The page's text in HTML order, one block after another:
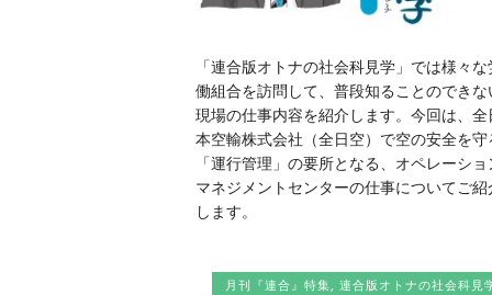
「連合版オトナの社会科見学」では様々な
働組合を訪問して、普段知ることのできな
現場の仕事内容を紹介します。今回は、全
本空輸株式会社（全日空）で空の安全を守
「運行管理」の要所となる、オペレーショ
マネジメントセンターの仕事についてご紹
します。
月刊『連合』特集 連合版オトナの社会科見